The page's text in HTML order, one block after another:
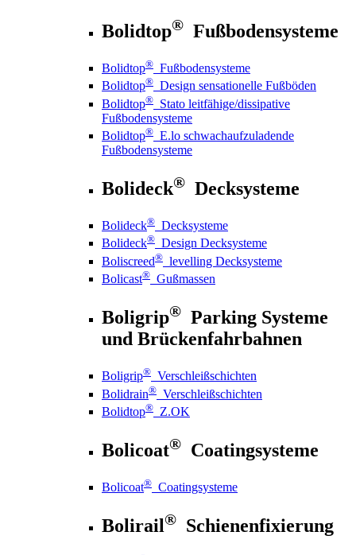
Bolidtop® Fußbodensysteme
Bolidtop® Fußbodensysteme
Bolidtop® Design sensationelle Fußböden
Bolidtop® Stato leitfähige/dissipative
Fußbodensysteme
Bolidtop® E.lo schwachaufzuladende
Fußbodensysteme
Bolideck® Decksysteme
Bolideck® Decksysteme
Bolideck® Design Decksysteme
Boliscreed® levelling Decksysteme
Bolicast® Gußmassen
Boligrip® Parking Systeme
und Brückenfahrbahnen
Boligrip® Verschleißschichten
Bolidrain® Verschleißschichten
Bolidtop® Z.OK
Bolicoat® Coatingsysteme
Bolicoat® Coatingsysteme
Bolirail® Schienenfixierung